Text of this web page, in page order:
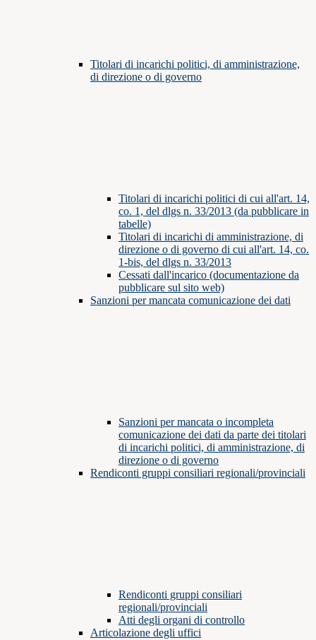
Titolari di incarichi politici, di amministrazione,
di direzione o di governo
Titolari di incarichi politici di cui all'art. 14,
co. 1, del dlgs n. 33/2013 (da pubblicare in
tabelle)
Titolari di incarichi di amministrazione, di
direzione o di governo di cui all'art. 14, co.
1-bis, del dlgs n. 33/2013
Cessati dall'incarico (documentazione da
pubblicare sul sito web)
Sanzioni per mancata comunicazione dei dati
Sanzioni per mancata o incompleta
comunicazione dei dati da parte dei titolari
di incarichi politici, di amministrazione, di
direzione o di governo
Rendiconti gruppi consiliari regionali/provinciali
Rendiconti gruppi consiliari
regionali/provinciali
Atti degli organi di controllo
Articolazione degli uffici